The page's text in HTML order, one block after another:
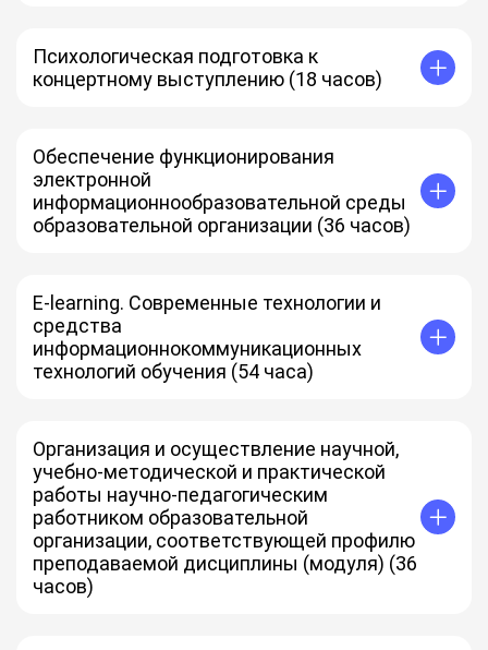
Психологическая подготовка к
концертному выступлению (18 часов)
Обеспечение функционирования
электронной
информационнообразовательной среды
образовательной организации (36 часов)
E-learning. Современные технологии и
средства
информационнокоммуникационных
технологий обучения (54 часа)
Организация и осуществление научной,
учебно-методической и практической
работы научно-педагогическим
работником образовательной
организации, соответствующей профилю
преподаваемой дисциплины (модуля) (36
часов)